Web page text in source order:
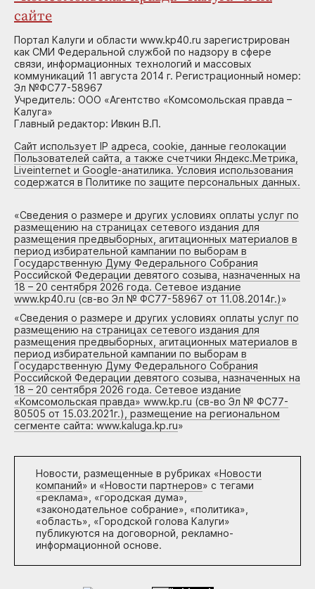
сайте
Портал Калуги и области www.kp40.ru зарегистрирован
как СМИ Федеральной службой по надзору в сфере
связи, информационных технологий и массовых
коммуникаций 11 августа 2014 г. Регистрационный номер:
Эл №ФС77-58967
Учредитель: ООО «Агентство «Комсомольская правда –
Калуга»
Главный редактор: Ивкин В.П.
Сайт использует IP адреса, cookie, данные геолокации
Пользователей сайта, а также счетчики Яндекс.Метрика,
Liveinternet и Google-анатилика. Условия использования
содержатся в Политике по защите персональных данных.
«Сведения о размере и других условиях оплаты услуг по
размещению на страницах сетевого издания для
размещения предвыборных, агитационных материалов в
период избирательной кампании по выборам в
Государственную Думу Федерального Собрания
Российской Федерации девятого созыва, назначенных на
18 – 20 сентября 2026 года. Сетевое издание
www.kp40.ru (св-во Эл № ФС77-58967 от 11.08.2014г.)»
«Сведения о размере и других условиях оплаты услуг по
размещению на страницах сетевого издания для
размещения предвыборных, агитационных материалов в
период избирательной кампании по выборам в
Государственную Думу Федерального Собрания
Российской Федерации девятого созыва, назначенных на
18 – 20 сентября 2026 года. Сетевое издание
«Комсомольская правда» www.kp.ru (св-во Эл № ФС77-
80505 от 15.03.2021г.), размещение на региональном
сегменте сайта: www.kaluga.kp.ru»
Новости, размещенные в рубриках «Новости
компаний» и «Новости партнеров» с тегами
«реклама», «городская дума»,
«законодательное собрание», «политика»,
«область», «Городской голова Калуги»
публикуются на договорной, рекламно-
информационной основе.